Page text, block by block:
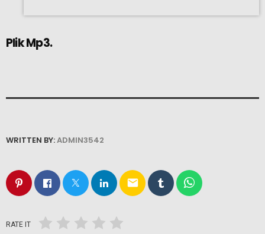
Plik Mp3.
WRITTEN BY:ADMIN3542
email
RATE IT